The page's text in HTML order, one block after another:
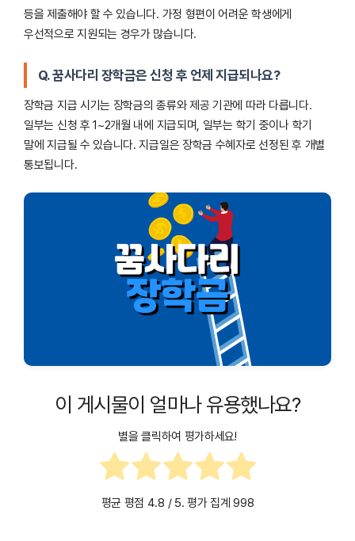
등을 제출해야 할 수 있습니다. 가정 형편이 어려운 학생에게
우선적으로 지원되는 경우가 많습니다.
Q. 꿈사다리 장학금은 신청 후 언제 지급되나요?
장학금 지급 시기는 장학금의 종류와 제공 기관에 따라 다릅니다.
일부는 신청 후 1~2개월 내에 지급되며, 일부는 학기 중이나 학기
말에 지급될 수 있습니다. 지급일은 장학금 수혜자로 선정된 후 개별
통보됩니다.
이 게시물이 얼마나 유용했나요?
별을 클릭하여 평가하세요!
평균 평점 4.8 / 5. 평가 집계998